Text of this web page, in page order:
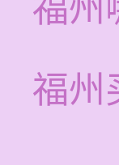
福州
福州